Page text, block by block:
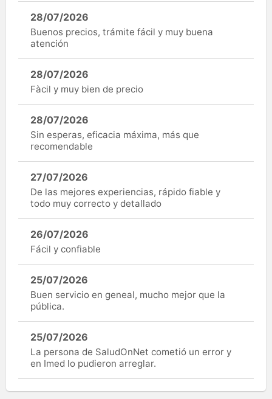
28/07/2026
Buenos precios, trámite fácil y muy buena
atención
28/07/2026
Fàcil y muy bien de precio
28/07/2026
Sin esperas, eficacia máxima, más que
recomendable
27/07/2026
De las mejores experiencias, rápido fiable y
todo muy correcto y detallado
26/07/2026
Fácil y confiable
25/07/2026
Buen servicio en geneal, mucho mejor que la
pública.
25/07/2026
La persona de SaludOnNet cometió un error y
en Imed lo pudieron arreglar.